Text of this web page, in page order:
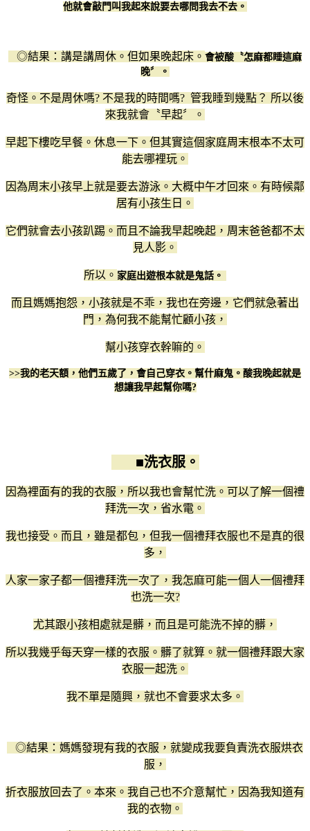
他就會敲門叫我起來說要去哪問我去不去。
◎結果：講是講周休。但如果晚起床。 會被酸〝怎麻都睡這麻
晚〞。
奇怪。不是周休嗎? 不是我的時間嗎? 管我睡到幾點？ 所以後
來我就會〝早起〞。
早起下樓吃早餐。休息一下。但其實這個家庭周末根本不太可
能去哪裡玩。
因為周末小孩早上就是要去游泳。大概中午才回來。有時候鄰
居有小孩生日。
它們就會去小孩趴踢。而且不論我早起晚起，周末爸爸都不太
見人影。
所以。 家庭出遊根本就是鬼話。
而且媽媽抱怨，小孩就是不乖，我也在旁邊，它們就急著出
門，為何我不能幫忙顧小孩，
幫小孩穿衣幹嘛的。
>>我的老天額，他們五歲了，會自己穿衣。幫什麻鬼。酸我晚起就是
想讓我早起幫你嗎?
■洗衣服。
因為裡面有的我的衣服，所以我也會幫忙洗。可以了解一個禮
拜洗一次，省水電。
我也接受。而且，雖是都包，但我一個禮拜衣服也不是真的很
多，
人家一家子都一個禮拜洗一次了，我怎麻可能一個人一個禮拜
也洗一次?
尤其跟小孩相處就是髒，而且是可能洗不掉的髒，
所以我幾乎每天穿一樣的衣服。髒了就算。就一個禮拜跟大家
衣服一起洗。
我不單是隨興，就也不會要求太多。
◎結果：媽媽發現有我的衣服，就變成我要負責洗衣服烘衣
服，
折衣服放回去了。本來。我自己也不介意幫忙，因為我知道有
我的衣物。